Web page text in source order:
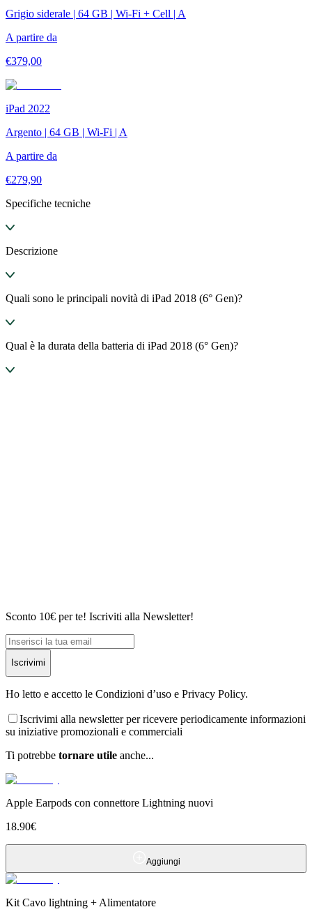
Grigio siderale | 64 GB | Wi-Fi + Cell | A
A partire da
€379,00
iPad 2022
Argento | 64 GB | Wi-Fi | A
A partire da
€279,90
Specifiche tecniche
Descrizione
Quali sono le principali novità di iPad 2018 (6° Gen)?
Qual è la durata della batteria di iPad 2018 (6° Gen)?
Sconto 10€ per te! Iscriviti alla Newsletter!
Iscrivimi
Ho letto e accetto le Condizioni d’uso e Privacy Policy.
Iscrivimi alla newsletter per ricevere periodicamente informazioni
su iniziative promozionali e commerciali
Ti potrebbe tornare utile anche...
Apple Earpods con connettore Lightning nuovi
18.90€
Aggiungi
Kit Cavo lightning + Alimentatore